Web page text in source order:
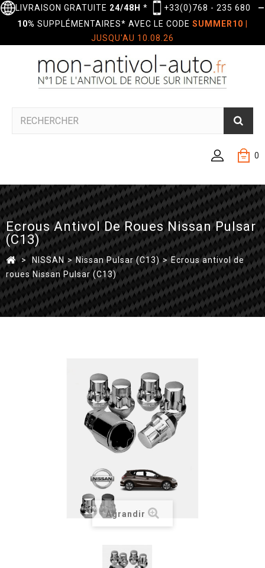
LIVRAISON GRATUITE 24/48H * +33(0)768 - 235 680
—
10% SUPPLÉMENTAIRES* AVEC LE CODE SUMMER10
JUSQU'AU 10.08.26
0
Ecrous Antivol De Roues Nissan Pulsar
(C13)
> NISSAN > Nissan Pulsar (C13) > Ecrous antivol de
roues Nissan Pulsar (C13)
Agrandir